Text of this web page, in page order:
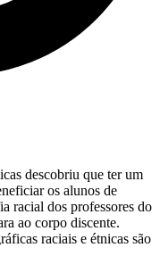
descobriu que ter um
os alunos de
racial dos professores do
ao corpo discente.
raciais e étnicas são